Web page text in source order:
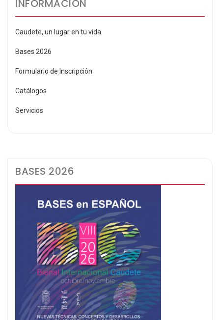
INFORMACIÓN
Caudete, un lugar en tu vida
Bases 2026
Formulario de Inscripción
Catálogos
Servicios
BASES 2026